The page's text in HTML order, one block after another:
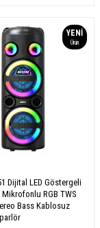
YENI
Ürün
Dijital LED Göstergeli
RGB TWS
Bass Kablosuz